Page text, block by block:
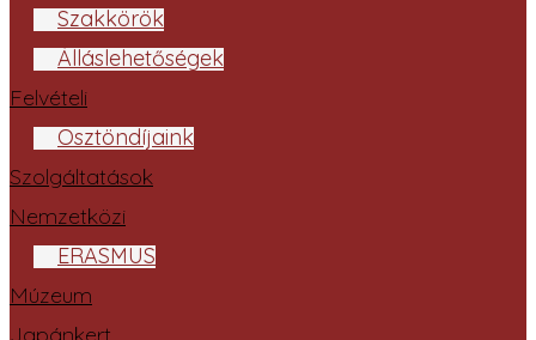
Szakkörök
Álláslehetőségek
Felvételi
Ösztöndíjaink
Szolgáltatások
Nemzetközi
ERASMUS
Múzeum